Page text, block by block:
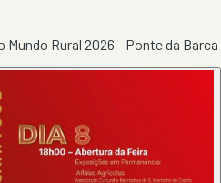
Mundo Rural 2026 - Ponte da Barca